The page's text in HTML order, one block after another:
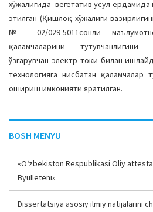
хўжалигида вегетатив усул
этилган (Қишлоқ хўжалиги
№ 02/029-5011­сонли
қаламчаларини
ўзгарувчан электр токи билан
технологияга нисбатан қаламчалар
ошириш имконияти яратилган.
BOSH MENYU
«O‘zbekiston Respublikasi Oliy
Byulleteni»
Dissertatsiya asosiy ilmiy natijalarini